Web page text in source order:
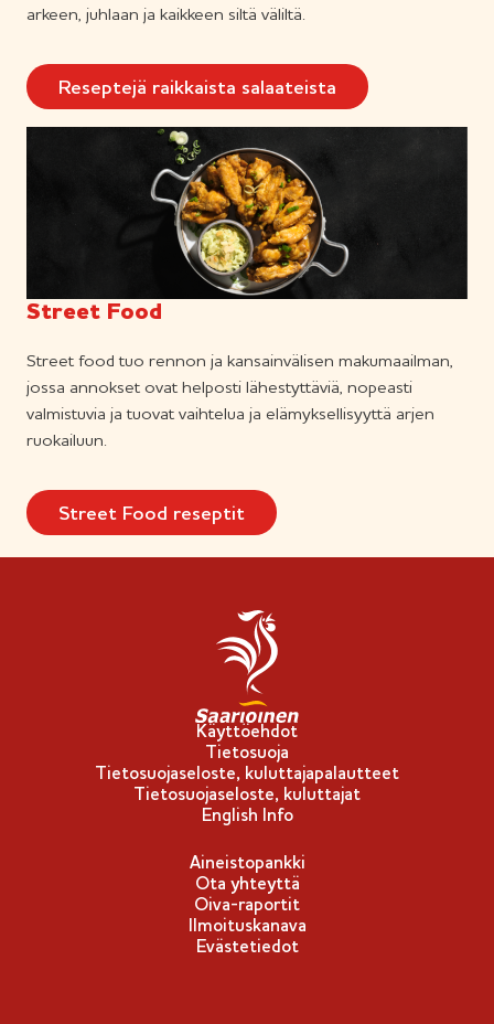
arkeen, juhlaan ja kaikkeen siltä väliltä.
Reseptejä raikkaista salaateista
Street Food
Street food tuo rennon ja kansainvälisen makumaailman,
jossa annokset ovat helposti lähestyttäviä, nopeasti
valmistuvia ja tuovat vaihtelua ja elämyksellisyyttä arjen
ruokailuun.
Street Food reseptit
Käyttöehdot
Tietosuoja
Tietosuojaseloste, kuluttajapalautteet
Tietosuojaseloste, kuluttajat
English Info
Aineistopankki
Ota yhteyttä
Oiva-raportit
Ilmoituskanava
Evästetiedot